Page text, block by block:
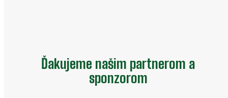
Ďakujeme našim partnerom a
sponzorom